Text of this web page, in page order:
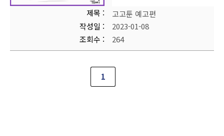
제목
고고툰 예고편
작성일
2023-01-08
조회수
264
1